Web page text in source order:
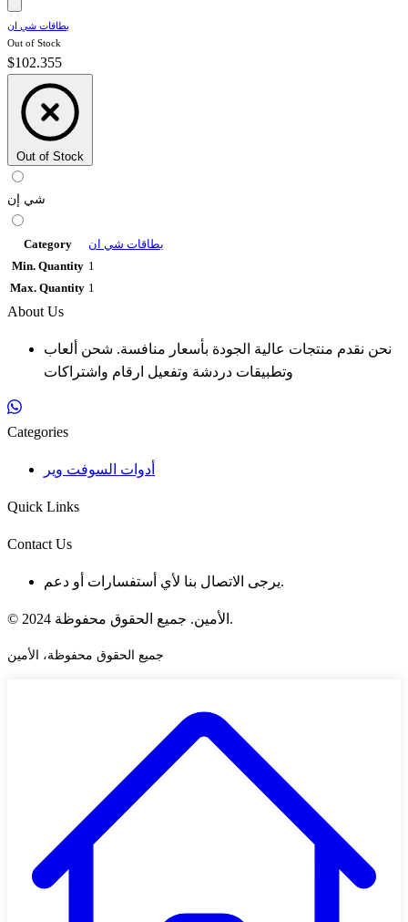
بطاقات شي ان
Out of Stock
$102.355
Out of Stock
شي إن
Category
بطاقات شي ان
Min. Quantity 1
Max. Quantity 1
About Us
نحن نقدم منتجات عالية الجودة بأسعار منافسة. شحن ألعاب
وتطبيقات دردشة وتفعيل ارقام واشتراكات
Categories
أدوات السوفت وير
Quick Links
Contact Us
يرجى الاتصال بنا لأي أستفسارات أو دعم.
© 2024 الأمين. جميع الحقوق محفوظة.
جميع الحقوق محفوظة، الأمين